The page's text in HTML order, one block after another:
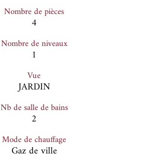
Nombre de pièces
4
Nombre de niveaux
1
Vue
JARDIN
Nb de salle de bains
2
Mode de chauffage
Gaz de ville